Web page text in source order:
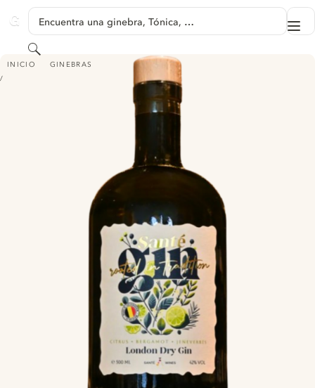
GINVENTORY
Encuentra una ginebra, Tónica, …
Buscar
INICIO GINEBRAS
SANTÉ GIN